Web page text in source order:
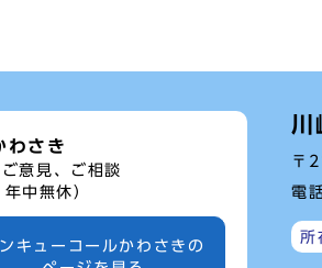
わさき
意見、ご相談
中無休）
キューコールかわさきの
川
〒
電
所